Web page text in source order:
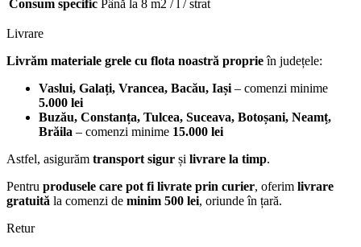
Consum specific Până la 8 m2 / l / strat
Livrare
Livrăm materiale grele cu flota noastră proprieîn județele:
Vaslui, Galați, Vrancea, Bacău, Iași – comenzi minime
5.000 lei
Buzău, Constanța, Tulcea, Suceava, Botoșani, Neamț,
Brăila – comenzi minime 15.000 lei
Astfel, asigurăm transport sigur și livrare la timp.
Pentru produsele care pot fi livrate prin curier, oferim livrare
gratuită la comenzi de minim 500 lei, oriunde în țară.
Retur